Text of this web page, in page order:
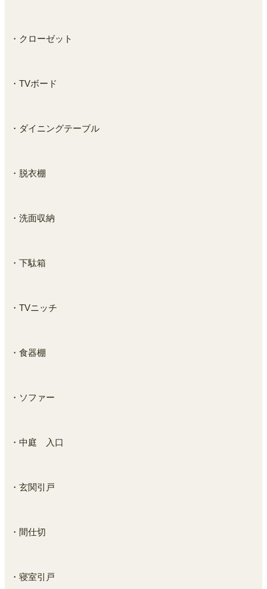
・クローゼット
・TVボード
・ダイニングテーブル
・脱衣棚
・洗面収納
・下駄箱
・TVニッチ
・食器棚
・ソファー
・中庭 入口
・玄関引戸
・間仕切
・寝室引戸